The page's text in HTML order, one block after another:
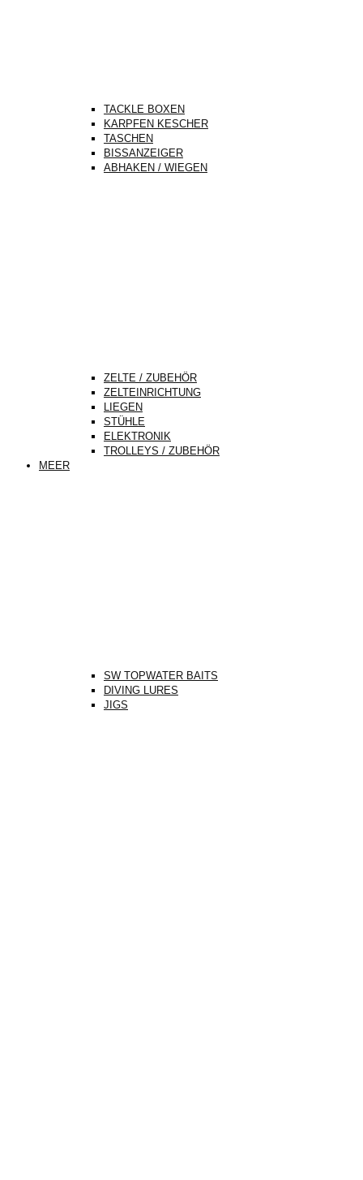
TACKLE BOXEN
KARPFEN KESCHER
TASCHEN
BISSANZEIGER
ABHAKEN / WIEGEN
ZELTE / ZUBEHÖR
ZELTEINRICHTUNG
LIEGEN
STÜHLE
ELEKTRONIK
TROLLEYS / ZUBEHÖR
MEER
SW TOPWATER BAITS
DIVING LURES
JIGS